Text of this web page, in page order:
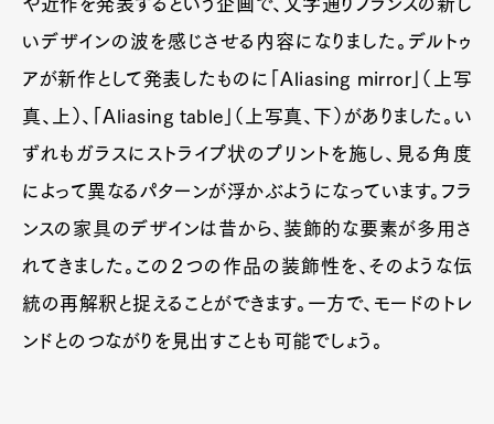
Official Columnist
About
Contact
Pen Meet
Pen international Pen tw
いデザインの波を感じさせる内容になりました。デルトゥ
アが新作として発表したものに「Aliasing mirror」（上写
真、上）、「Aliasing table」（上写真、下）がありました。い
ずれもガラスにストライプ状のプリントを施し、見る角度
によって異なるパターンが浮かぶようになっています。フラ
ンスの家具のデザインは昔から、装飾的な要素が多用さ
れてきました。この２つの作品の装飾性を、そのような伝
統の再解釈と捉えることができます。一方で、モードのトレ
ンドとのつながりを見出すことも可能でしょう。